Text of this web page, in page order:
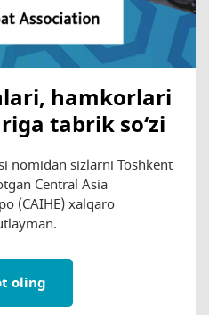
hamkorlari
tabrik so‘zi
nomidan sizlarni Toshkent
Central Asia
(CAIHE) xalqaro
oling